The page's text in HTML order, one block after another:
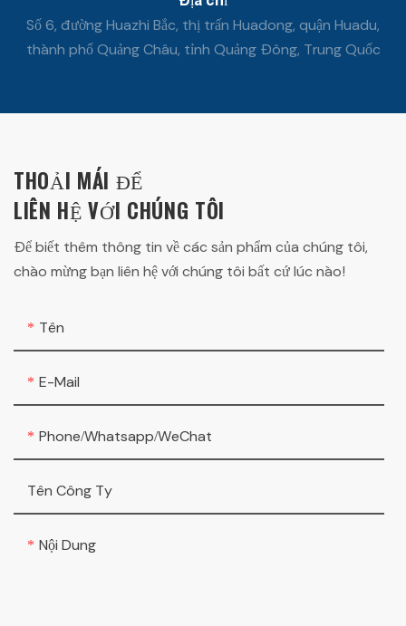
Số 6, đường Huazhi Bắc, thị trấn Huadong, quận Huadu,
thành phố Quảng Châu, tỉnh Quảng Đông, Trung Quốc
THOẢI MÁI ĐỂ
LIÊN HỆ VỚI CHÚNG TÔI
Để biết thêm thông tin về các sản phẩm của chúng tôi,
chào mừng bạn liên hệ với chúng tôi bất cứ lúc nào!
Tên
E-Mail
Phone/Whatsapp/WeChat
Tên Công Ty
Nội Dung